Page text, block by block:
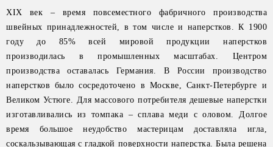
XIХ век – время повсеместного фабричного производства
швейных принадлежностей, в том числе и наперстков. К 1900
году до 85% всей мировой продукции наперстков
производилась в промышленных масштабах. Центром
производства оставалась Германия. В России производство
наперстков было сосредоточено в Москве, Санкт-Петербурге и
Великом Устюге. Для массового потребителя дешевые наперстки
изготавливались из томпака – сплава меди с оловом. Долгое
время большое неудобство мастерицам доставляла игла,
соскальзывающая с гладкой поверхности наперстка. Была решена